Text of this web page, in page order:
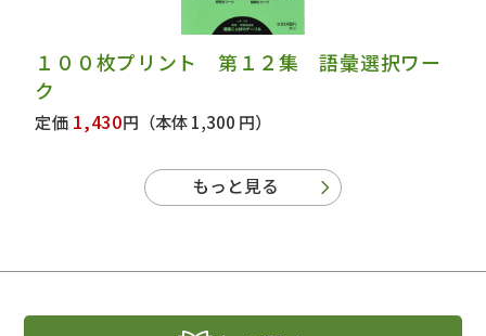
１００枚プリント 第１２集 語彙選択ワー
ク
定価 1,430円 （本体 1,300 円）
もっと見る